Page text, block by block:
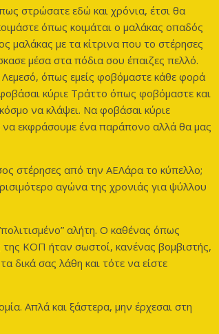
στρώσατε εδώ και χρόνια, έτσι θα
όπως κοιμάται ο μαλάκας οπαδός
μαλάκας με τα κίτρινα που το στέρησες
μέσα στα πόδια σου έπαιζες πελλό.
όπως εμείς φοβόμαστε κάθε φορά
κύριε Τράττο όπως φοβόμαστε και
να κλάψει. Να φοβάσαι κύριε
εκφράσουμε ένα παράπονο αλλά θα μας
στέρησες από την ΑΕΛάρα το κύπελλο;
αγώνα της χρονιάς για ψύλλου
αλήτη. Ο καθένας όπως
της ΚΟΠ ήταν σωστοί, κανένας βομβιστής,
δικά σας λάθη και τότε να είστε
Απλά και ξάστερα, μην έρχεσαι στη